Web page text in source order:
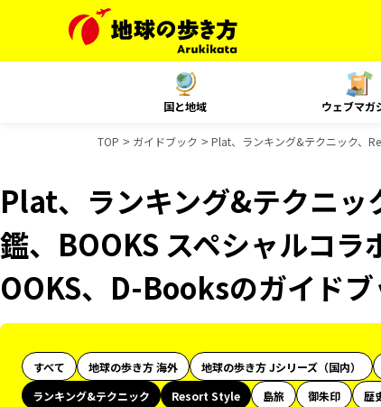
国と地域 ウェブマガ
TOP ガイドブック Plat、ランキング&テクニック、
Plat、ランキング&テクニ
鑑、BOOKS スペシャルコ
OOKS、D-Booksのガイド
すべて 地球の歩き方 海外 地球の歩き方 Jシリーズ（国内）
ランキング&テクニック
Resort Style 島旅 御朱印 歴